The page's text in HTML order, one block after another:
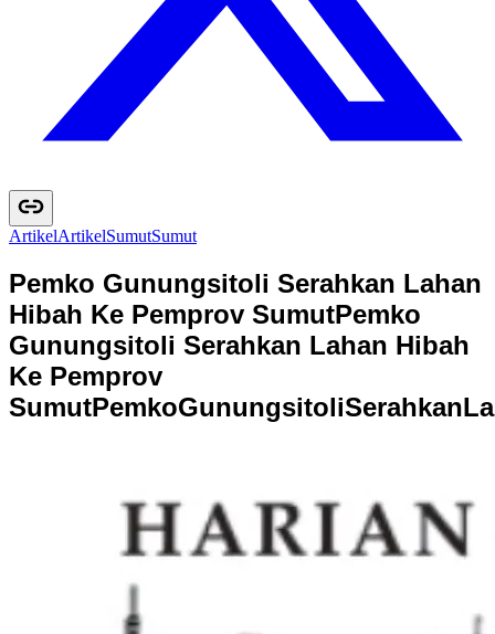
ArtikelArtikelSumutSumut
Pemko Gunungsitoli Serahkan Lahan
Hibah Ke Pemprov SumutPemko
Gunungsitoli Serahkan Lahan Hibah
Ke Pemprov
SumutPemkoGunungsitoliSerahkanLa